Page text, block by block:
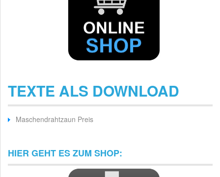
TEXTE ALS DOWNLOAD
Maschendrahtzaun Preis
HIER GEHT ES ZUM SHOP: